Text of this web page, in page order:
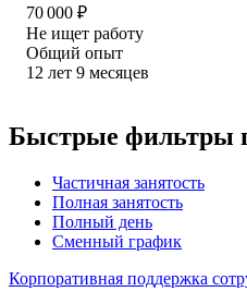
70 000 ₽
Не ищет работу
Общий опыт
12 лет 9 месяцев
Быстрые фильтры
Частичная занятость
Полная занятость
Полный день
Сменный график
Корпоративная поддержка